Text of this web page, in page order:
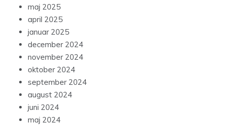
maj 2025
april 2025
januar 2025
december 2024
november 2024
oktober 2024
september 2024
august 2024
juni 2024
maj 2024